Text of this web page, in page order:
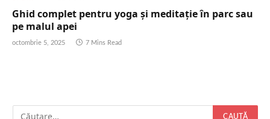
Ghid complet pentru yoga și meditație în parc sau
pe malul apei
octombrie 5, 2025 7 Mins Read